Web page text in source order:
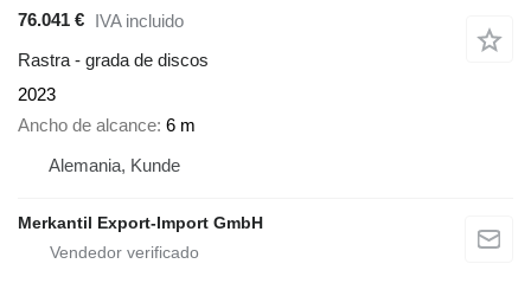
76.041 € IVA incluido
Rastra - grada de discos
2023
Ancho de alcance 6 m
Alemania, Kunde
Merkantil Export-Import GmbH